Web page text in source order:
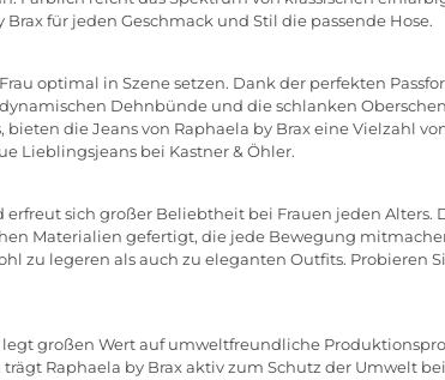
für jeden Geschmack und Stil die passende Hose.
optimal in Szene setzen. Dank der perfekten
Dehnbünde und die schlanken
die Jeans von Raphaela by Brax eine Vielzahl
Lieblingsjeans bei Kastner & Öhler.
erfreut sich großer Beliebtheit bei Frauen jeden
Materialien gefertigt, die jede Bewegung
zu legeren als auch zu eleganten Outfits. Probieren
großen Wert auf umweltfreundliche
Raphaela by Brax aktiv zum Schutz der Umwelt